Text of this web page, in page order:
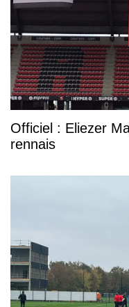
Officiel : Eliezer
rennais